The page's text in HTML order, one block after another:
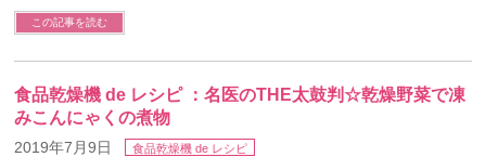
この記事を読む
食品乾燥機 de レシピ ：名医のTHE太鼓判☆乾燥野菜で凍
みこんにゃくの煮物
2019年7月9日 食品乾燥機 de レシピ